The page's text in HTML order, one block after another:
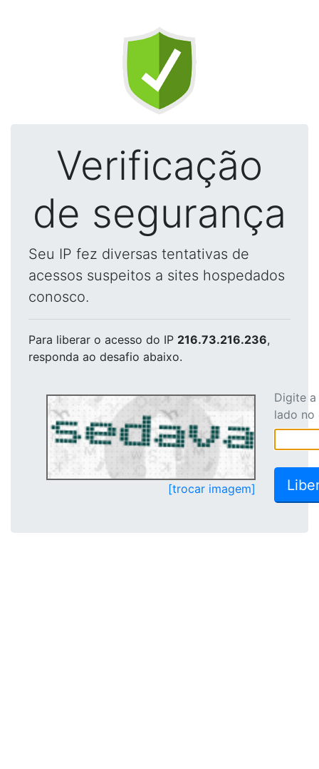
Verificação
de segurança
Seu IP fez diversas tentativas de
acessos suspeitos a sites hospedados
conosco.
Para liberar o acesso do IP 216.73.216.236,
responda ao desafio abaixo.
[trocar imagem]
Digite
lado no